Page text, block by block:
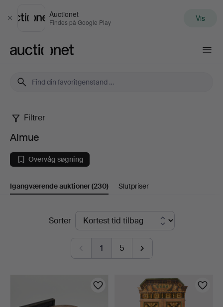
Luk
Auctionet
Findes på Google Play Vis
Almue
Filtrer
Almue
Overvåg søgning
Igangværende auktioner(230) Slutpriser
Igangværende
Sorter
1 5